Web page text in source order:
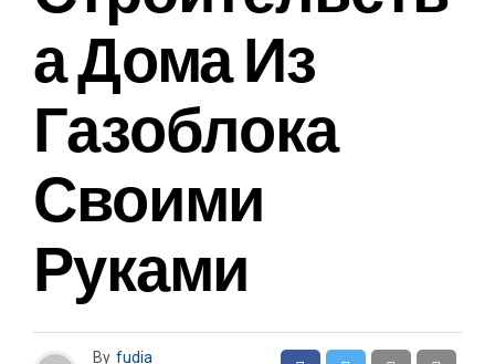
А Дома Из
Газоблока
Своими
Руками
By fudia